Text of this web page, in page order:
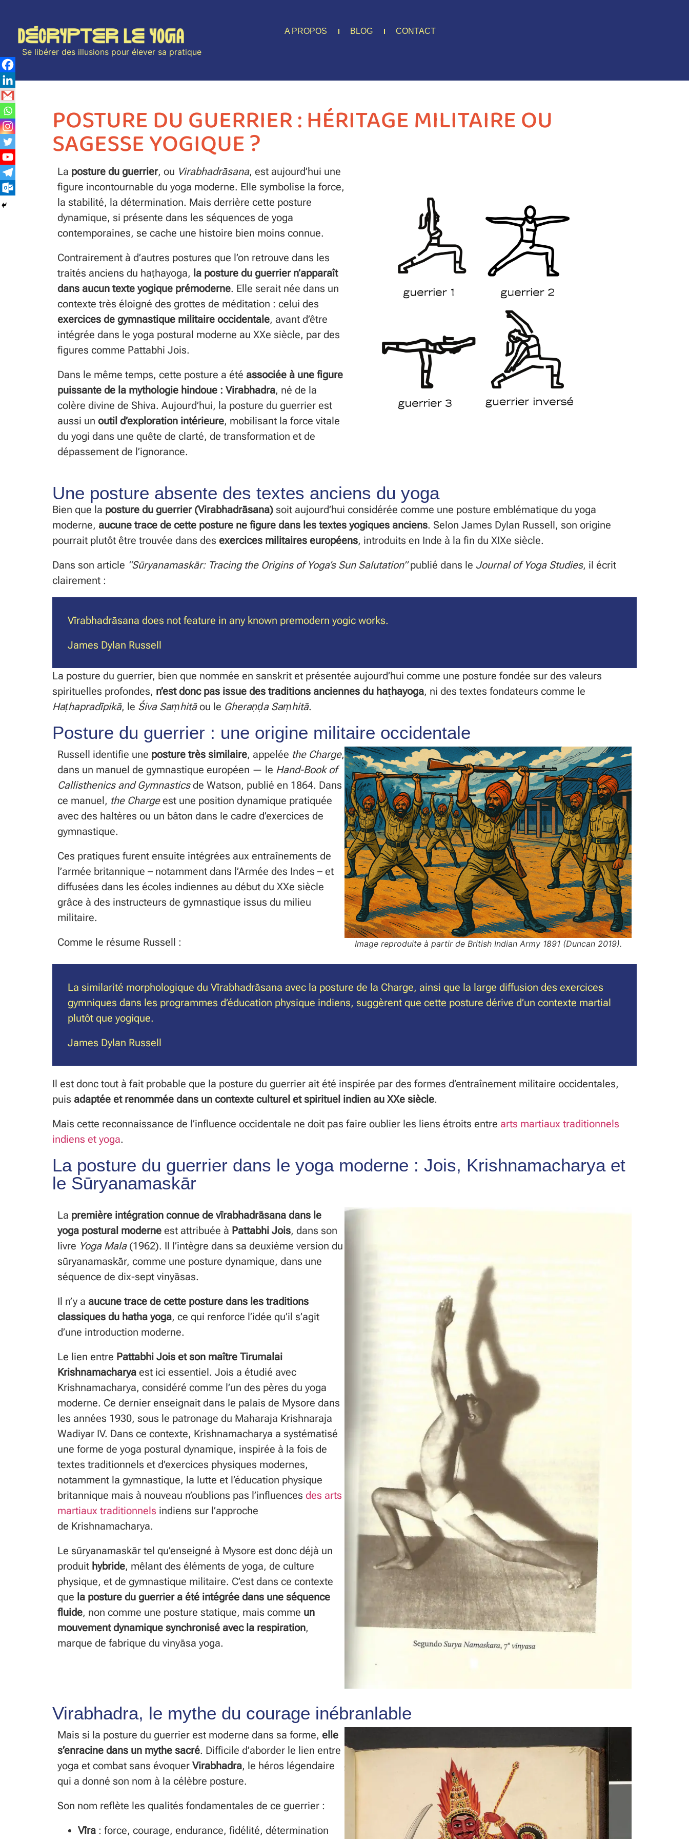
A PROPOS BLOG CONTACT
Se libérer des illusions pour élever sa pratique
POSTURE DU GUERRIER : HÉRITAGE MILITAIRE OU
SAGESSE YOGIQUE ?
La posture du guerrier, ou Virabhadrāsana, est aujourd’hui une
figure incontournable du yoga moderne. Elle symbolise la force,
la stabilité, la détermination. Mais derrière cette posture
dynamique, si présente dans les séquences de yoga
contemporaines, se cache une histoire bien moins connue.
Contrairement à d’autres postures que l’on retrouve dans les
traités anciens du haṭhayoga, la posture du guerrier n’apparaît
dans aucun texte yogique prémoderne. Elle serait née dans un
contexte très éloigné des grottes de méditation : celui des
exercices de gymnastique militaire occidentale, avant d’être
intégrée dans le yoga postural moderne au XXe siècle, par des
figures comme Pattabhi Jois.
Dans le même temps, cette posture a été associée à une figure
puissante de la mythologie hindoue : Virabhadra, né de la
colère divine de Shiva. Aujourd’hui, la posture du guerrier est
aussi un outil d’exploration intérieure, mobilisant la force vitale
du yogi dans une quête de clarté, de transformation et de
dépassement de l’ignorance.
Une posture absente des textes anciens du yoga
Bien que la posture du guerrier (Virabhadrāsana) soit aujourd’hui considérée comme une posture emblématique du yoga
moderne, aucune trace de cette posture ne figure dans les textes yogiques anciens. Selon James Dylan Russell, son origine
pourrait plutôt être trouvée dans des exercices militaires européens, introduits en Inde à la fin du XIXe siècle.
Dans son article “Sūryanamaskār: Tracing the Origins of Yoga’s Sun Salutation”publié dans le Journal of Yoga Studies, il écrit
clairement :
Vīrabhadrāsana does not feature in any known premodern yogic works.
James Dylan Russell
La posture du guerrier, bien que nommée en sanskrit et présentée aujourd’hui comme une posture fondée sur des valeurs
spirituelles profondes, n’est donc pas issue des traditions anciennes du haṭhayoga, ni des textes fondateurs comme le
Haṭhapradīpikā, le Śiva Saṃhitāou le Gheraṇḍa Saṃhitā.
Posture du guerrier : une origine militaire occidentale
Russell identifie une posture très similaire, appelée the Charge,
dans un manuel de gymnastique européen — le Hand-Book of
Callisthenics and Gymnasticsde Watson, publié en 1864. Dans
ce manuel, the Chargeest une position dynamique pratiquée
avec des haltères ou un bâton dans le cadre d’exercices de
gymnastique.
Ces pratiques furent ensuite intégrées aux entraînements de
l’armée britannique – notamment dans l’Armée des Indes – et
diffusées dans les écoles indiennes au début du XXe siècle
grâce à des instructeurs de gymnastique issus du milieu
militaire.
Comme le résume Russell :
Image reproduite à partir de British Indian Army 1891 (Duncan 2019).
La similarité morphologique du Vīrabhadrāsana avec la posture de la Charge, ainsi que la large diffusion des exercices
gymniques dans les programmes d’éducation physique indiens, suggèrent que cette posture dérive d’un contexte martial
plutôt que yogique.
James Dylan Russell
Il est donc tout à fait probable que la posture du guerrier ait été inspirée par des formes d’entraînement militaire occidentales,
puis adaptée et renommée dans un contexte culturel et spirituel indien au XXe siècle.
Mais cette reconnaissance de l’influence occidentale ne doit pas faire oublier les liens étroits entre arts martiaux traditionnels
indiens et yoga.
La posture du guerrier dans le yoga moderne : Jois, Krishnamacharya et
le Sūryanamaskār
La première intégration connue de vīrabhadrāsana dans le
yoga postural moderne est attribuée à Pattabhi Jois, dans son
livre Yoga Mala(1962). Il l’intègre dans sa deuxième version du
sūryanamaskār, comme une posture dynamique, dans une
séquence de dix-sept vinyāsas.
Il n’y a aucune trace de cette posture dans les traditions
classiques du hatha yoga, ce qui renforce l’idée qu’il s’agit
d’une introduction moderne.
Le lien entre Pattabhi Jois et son maître Tirumalai
Krishnamacharya est ici essentiel. Jois a étudié avec
Krishnamacharya, considéré comme l’un des pères du yoga
moderne. Ce dernier enseignait dans le palais de Mysore dans
les années 1930, sous le patronage du Maharaja Krishnaraja
Wadiyar IV. Dans ce contexte, Krishnamacharya a systématisé
une forme de yoga postural dynamique, inspirée à la fois de
textes traditionnels et d’exercices physiques modernes,
notamment la gymnastique, la lutte et l’éducation physique
britannique mais à nouveau n’oublions pas l’influences des arts
martiaux traditionnels indiens sur l’approche
de Krishnamacharya.
Le sūryanamaskār tel qu’enseigné à Mysore est donc déjà un
produit hybride, mêlant des éléments de yoga, de culture
physique, et de gymnastique militaire. C’est dans ce contexte
que la posture du guerrier a été intégrée dans une séquence
fluide, non comme une posture statique, mais comme un
mouvement dynamique synchronisé avec la respiration,
marque de fabrique du vinyāsa yoga.
Virabhadra, le mythe du courage inébranlable
Mais si la posture du guerrier est moderne dans sa forme, elle
s’enracine dans un mythe sacré. Difficile d’aborder le lien entre
yoga et combat sans évoquer Virabhadra, le héros légendaire
qui a donné son nom à la célèbre posture.
Son nom reflète les qualités fondamentales de ce guerrier :
Vīra : force, courage, endurance, fidélité, détermination